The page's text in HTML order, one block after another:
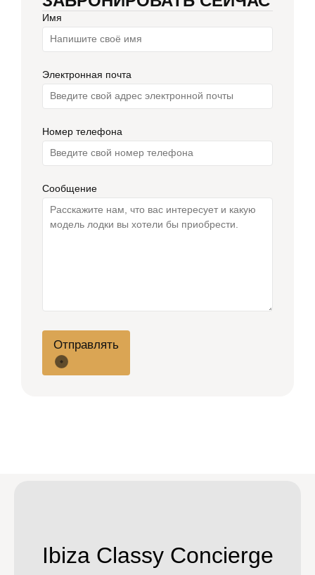
Имя
Электронная почта
Номер телефона
Сообщение
Отправлять
Ibiza Classy Concierge